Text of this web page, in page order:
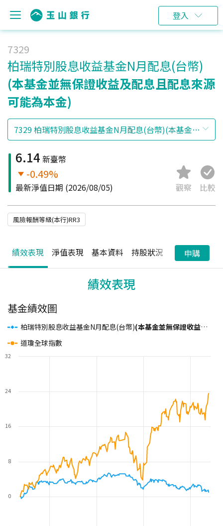
登入
7329
柏瑞特別股息收益基金N月配息(台幣)
(本基金並無保證收益及配息且配息來源
可能為本金)
6.14 新臺幣
-0.49%
最新淨值日期 (2026/08/05) 觀察 比較
風險報酬等級(本行)RR3
績效表現 淨值表現 基本資料 持股狀況 配息狀況
申購
績效表現
基金績效圖
柏瑞特別股息收益基金N月配息(台幣)(本基金並無保證收益及配息且配息來源可能為本金)
道瓊全球指數
0
8
16
24
32